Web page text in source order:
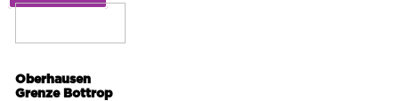
Oberhausen
Grenze Bottrop